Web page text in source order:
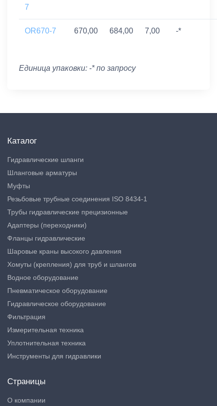
7
OR670-7 670,00 684,00 7,00 -*
Единица упаковки: -* по запросу
Каталог
Гидравлические шланги
Шланговые арматуры
Муфты
Резьбовые трубные соединения ISO 8434-1
Трубы гидравлические прецизионные
Адаптеры (переходники)
Фланцы гидравлические
Шаровые краны высокого давления
Хомуты (крепления) для труб и шлангов
Водное оборудование
Пневматическое оборудование
Гидравлическое оборудование
Фильтрация
Измерительная техника
Уплотнительная техника
Инструменты для гидравлики
Страницы
О компании